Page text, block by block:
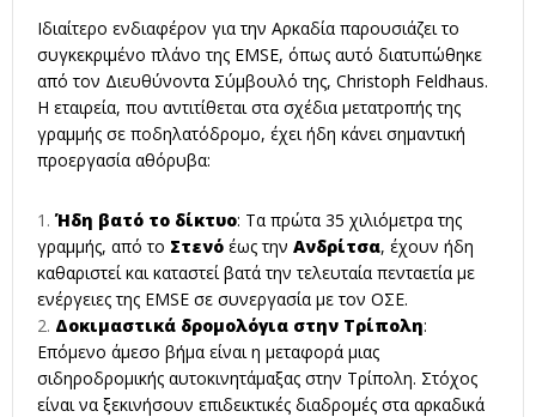
Ιδιαίτερο ενδιαφέρον για την Αρκαδία παρουσιάζει το
συγκεκριμένο πλάνο της EMSE, όπως αυτό διατυπώθηκε
από τον Διευθύνοντα Σύμβουλό της, Christoph Feldhaus.
Η εταιρεία, που αντιτίθεται στα σχέδια μετατροπής της
γραμμής σε ποδηλατόδρομο, έχει ήδη κάνει σημαντική
προεργασία αθόρυβα:
Ήδη βατό το δίκτυο: Τα πρώτα 35 χιλιόμετρα της
γραμμής, από το Στενό έως την Ανδρίτσα, έχουν ήδη
καθαριστεί και καταστεί βατά την τελευταία πενταετία με
ενέργειες της EMSE σε συνεργασία με τον ΟΣΕ.
Δοκιμαστικά δρομολόγια στην Τρίπολη:
Επόμενο άμεσο βήμα είναι η μεταφορά μιας
σιδηροδρομικής αυτοκινητάμαξας στην Τρίπολη. Στόχος
είναι να ξεκινήσουν επιδεικτικές διαδρομές στα αρκαδικά